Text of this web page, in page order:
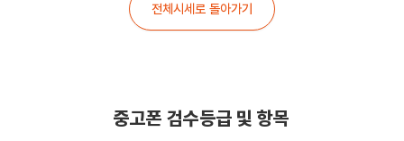
전체시세로 돌아가기
중고폰 검수등급 및 항목